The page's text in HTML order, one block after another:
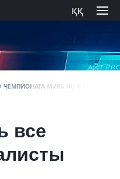
ққ
ЧЕМПИОНАТА МИРА ПО ФУТБОЛУ НА
все